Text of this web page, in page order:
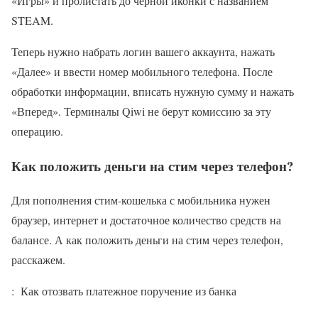
STEAM.
Теперь нужно набрать логин вашего аккаунта, нажать
«Далее» и ввести номер мобильного телефона. После
обработки информации, вписать нужную сумму и нажать
«Вперед». Терминалы Qiwi не берут комиссию за эту
операцию.
Как положить деньги на стим через телефон?
Для пополнения стим-кошелька с мобильника нужен
браузер, интернет и достаточное количество средств на
балансе. А как положить деньги на стим через телефон,
расскажем.
: Как отозвать платежное поручение из банка